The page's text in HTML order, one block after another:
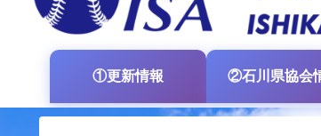
①更新情報 ②石川県協会